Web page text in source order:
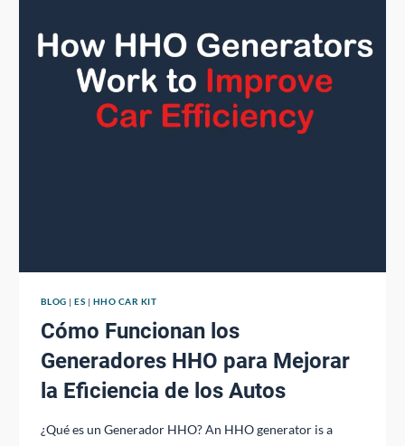
BLOG |ES | HHO CAR KIT
Cómo Funcionan los
Generadores HHO para Mejorar
la Eficiencia de los Autos
¿Qué es un Generador HHO? An HHO generator is a